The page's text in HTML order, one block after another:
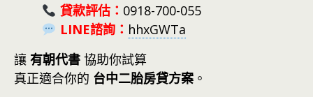
貸款評估： 0918-700-055
LINE諮詢： hhxGWTa
讓 有朝代書 協助你試算
真正適合你的 台中二胎房貸方案 。